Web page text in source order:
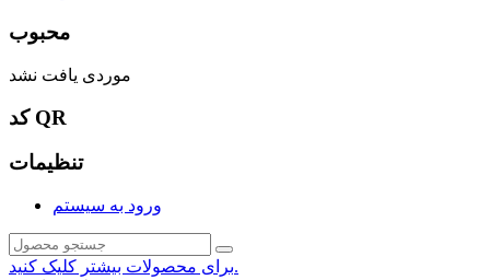
محبوب
موردی یافت نشد
کد QR
تنظیمات
ورود به سیستم
برای محصولات بیشتر کلیک کنید.